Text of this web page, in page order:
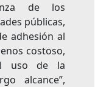
de los
públicas,
adhesión al
costoso,
uso de la
alcance”,